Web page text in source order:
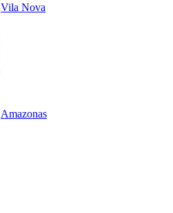
Vila Nova
Amazonas